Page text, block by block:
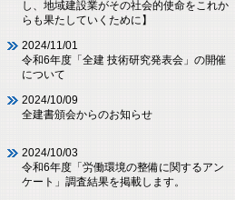
し、地域建設業がその社会的使命をこれか
らも果たしていくために】
2024/11/01
令和6年度「全建 技術研究発表会」の開催
について
2024/10/09
全建書頒会からのお知らせ
2024/10/03
令和6年度「労働環境の整備に関するアン
ケート」調査結果を掲載します。